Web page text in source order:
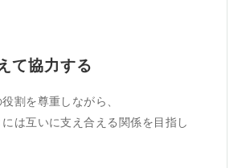
て協力する
割を尊重しながら、
は互いに支え合える関係を目指し